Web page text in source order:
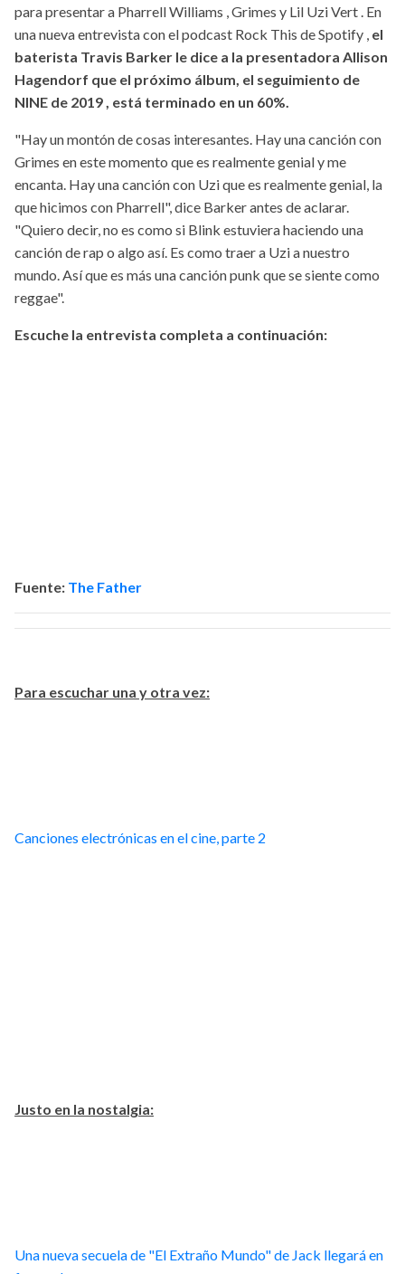
para presentar a Pharrell Williams , Grimes y Lil Uzi Vert . En
una nueva entrevista con el podcast Rock This de Spotify , el
baterista Travis Barker le dice a la presentadora Allison
Hagendorf que el próximo álbum, el seguimiento de
NINE de 2019 , está terminado en un 60%.
"Hay un montón de cosas interesantes. Hay una canción con
Grimes en este momento que es realmente genial y me
encanta. Hay una canción con Uzi que es realmente genial, la
que hicimos con Pharrell", dice Barker antes de aclarar.
"Quiero decir, no es como si Blink estuviera haciendo una
canción de rap o algo así. Es como traer a Uzi a nuestro
mundo. Así que es más una canción punk que se siente como
reggae".
Escuche la entrevista completa a continuación:
Fuente: The Father
Para escuchar una y otra vez:
Canciones electrónicas en el cine, parte 2
Justo en la nostalgia:
Una nueva secuela de "El Extraño Mundo" de Jack llegará en